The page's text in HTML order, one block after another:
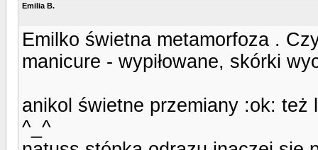
Emilia B.
Emilko świetna metamorfoza .
manicure - wypiłowane, skórki
anikol świetne przemiany :ok:
^_^